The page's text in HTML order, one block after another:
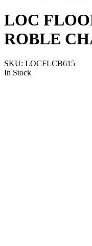
LOC
ROBLE
SKU: LOCFLCB615
In Stock